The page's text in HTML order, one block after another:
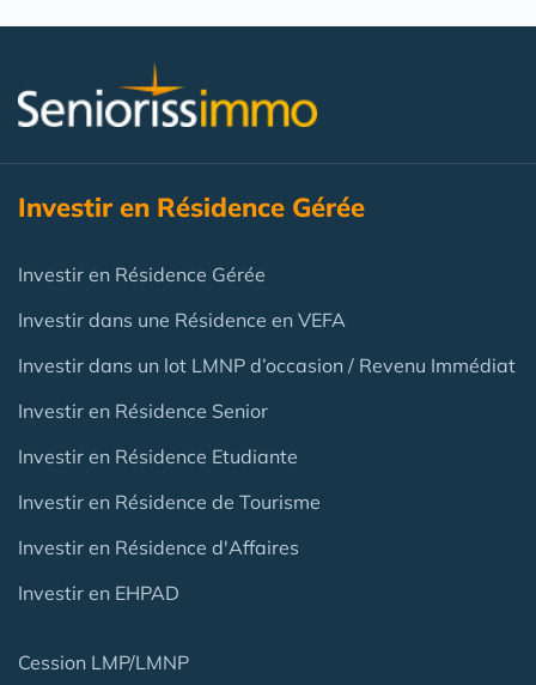
Investir en Résidence Gérée
Investir en Résidence Gérée
Investir dans une Résidence en VEFA
Investir dans un lot LMNP d’occasion / Revenu Immédiat
Investir en Résidence Senior
Investir en Résidence Etudiante
Investir en Résidence de Tourisme
Investir en Résidence d'Affaires
Investir en EHPAD
Cession LMP/LMNP